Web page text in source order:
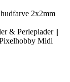
2x2mm
& Perleplader ||
Midi